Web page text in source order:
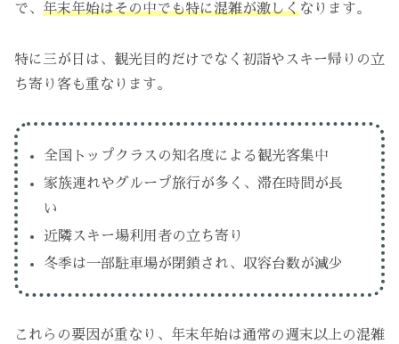
で、 年末年始はその中でも特に混雑が激しくなります。
特に三が日は、観光目的だけでなく初詣やスキー帰りの立
ち寄り客も重なります。
全国トップクラスの知名度による観光客集中
家族連れやグループ旅行が多く、滞在時間が長
い
近隣スキー場利用者の立ち寄り
冬季は一部駐車場が閉鎖され、収容台数が減少
これらの要因が重なり、年末年始は通常の週末以上の混雑